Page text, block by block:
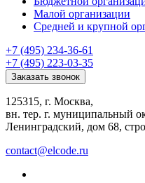
Малой организации
Средней и крупной
+7 (495) 234-36-61
+7 (495) 223-03-35
Заказать звонок
125315, г. Москва,
вн. тер. г. муниципальный
Ленинградский, дом 68,
contact@elcode.ru